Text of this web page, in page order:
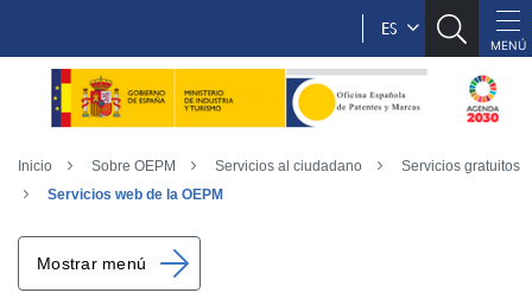
ES
Inicio Sobre OEPM Servicios al ciudadano
Servicios gratuitos
Servicios web de la OEPM
Mostrar menú